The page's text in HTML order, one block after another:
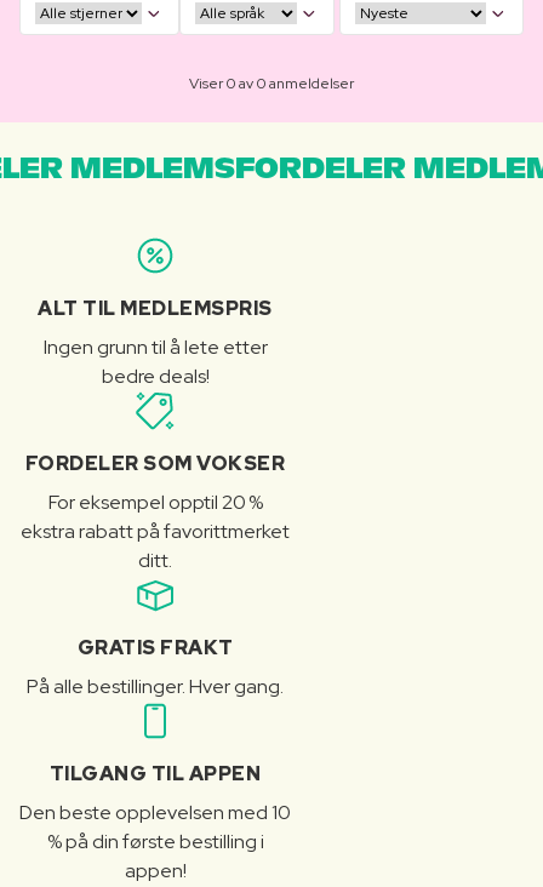
Viser 0 av 0 anmeldelser
MEDLEMSFORDELER
ALT TIL MEDLEMSPRIS
Ingen grunn til å lete etter
bedre deals!
FORDELER SOM VOKSER
For eksempel opptil 20 %
ekstra rabatt på favorittmerket
ditt.
GRATIS FRAKT
På alle bestillinger. Hver gang.
TILGANG TIL APPEN
Den beste opplevelsen med 10
% på din første bestilling i
appen!